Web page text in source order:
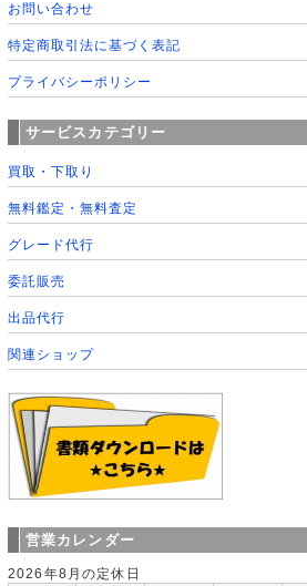
お問い合わせ
特定商取引法に基づく表記
プライバシーポリシー
サービスカテゴリー
買取・下取り
無料鑑定・無料査定
グレード代行
委託販売
出品代行
関連ショップ
営業カレンダー
2026年8月の定休日